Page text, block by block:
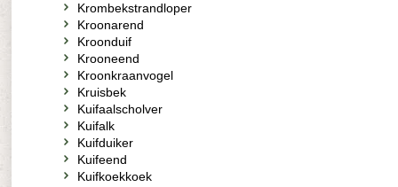
Krombekstrandloper
Kroonarend
Kroonduif
Krooneend
Kroonkraanvogel
Kruisbek
Kuifaalscholver
Kuifalk
Kuifduiker
Kuifeend
Kuifkoekkoek